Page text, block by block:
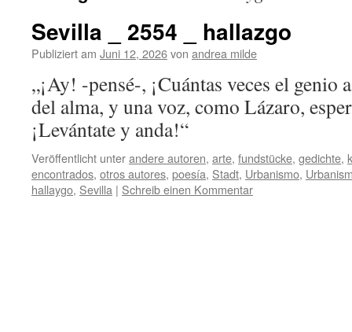
Sevilla _ 2554 _ hallazgo
Publiziert am Juni 12, 2026von andrea milde
„¡Ay! -pensé-, ¡Cuántas veces el genio
del alma, y una voz, como Lázaro,
¡Levántate y anda!“
Veröffentlicht unterandere autoren, arte, fundstücke, gedichte,
encontrados, otros autores, poesía, Stadt, Urbanismo,
hallaygo, Sevilla | Schreib einen Kommentar